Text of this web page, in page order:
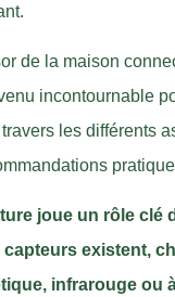
de la maison
incontournable
les différents
joue un rôle
capteurs existent,
infrarouge ou